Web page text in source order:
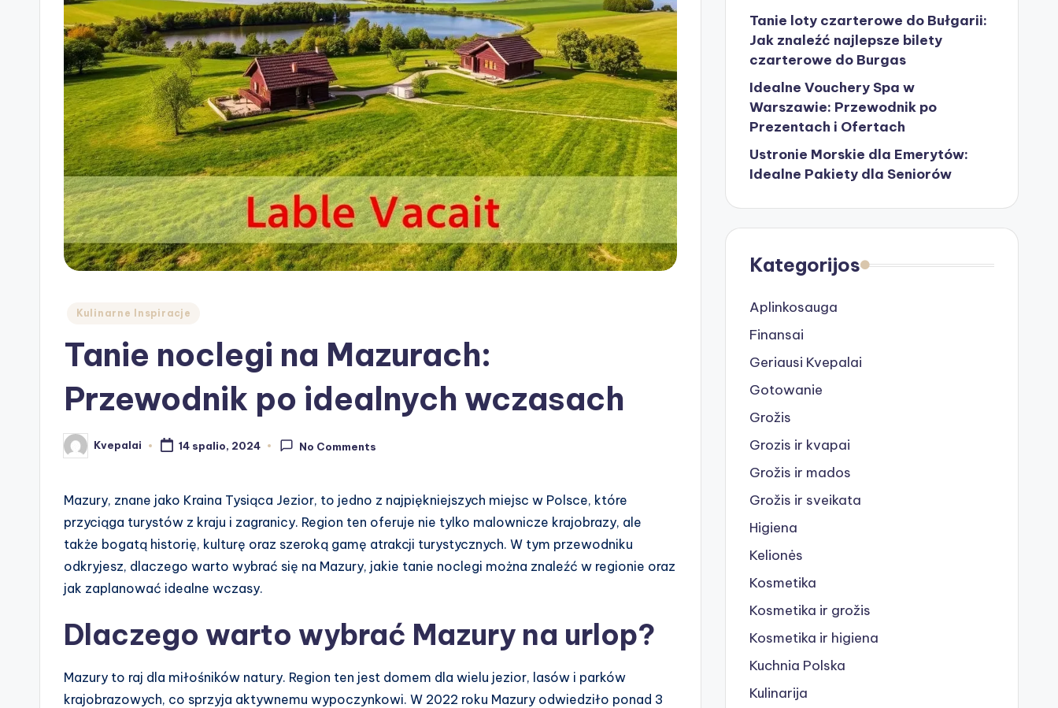
Posted
Kulinarne Inspiracje
Tanie noclegi na Mazurach:
Przewodnik po idealnych wczasach
Posted
by
Kvepalai 14 spalio, 2024 No Comments
Mazury, znane jako Kraina Tysiąca Jezior, to jedno z najpiękniejszych miejsc w Polsce, które
przyciąga turystów z kraju i zagranicy. Region ten oferuje nie tylko malownicze krajobrazy, ale
także bogatą historię, kulturę oraz szeroką gamę atrakcji turystycznych. W tym przewodniku
odkryjesz, dlaczego warto wybrać się na Mazury, jakie tanie noclegi można znaleźć w regionie oraz
jak zaplanować idealne wczasy.
Dlaczego warto wybrać Mazury na urlop?
Mazury to raj dla miłośników natury. Region ten jest domem dla wielu jezior, lasów i parków
krajobrazowych, co sprzyja aktywnemu wypoczynkowi. W 2022 roku Mazury odwiedziło ponad 3
Tanie loty czarterowe do Bułgarii:
Jak znaleźć najlepsze bilety
czarterowe do Burgas
Idealne Vouchery Spa w
Warszawie: Przewodnik po
Prezentach i Ofertach
Ustronie Morskie dla Emerytów:
Idealne Pakiety dla Seniorów
Kategorijos
Aplinkosauga
Finansai
Geriausi Kvepalai
Gotowanie
Grožis
Grozis ir kvapai
Grožis ir mados
Grožis ir sveikata
Higiena
Kelionės
Kosmetika
Kosmetika ir grožis
Kosmetika ir higiena
Kuchnia Polska
Kulinarija